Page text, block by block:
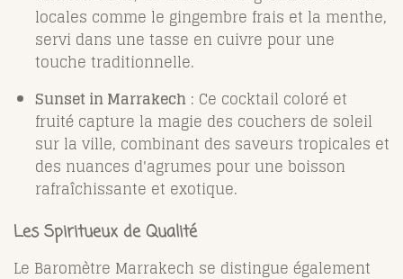
locales comme le gingembre frais et la menthe,
servi dans une tasse en cuivre pour une
touche traditionnelle.
Sunset in Marrakech : Ce cocktail coloré et
fruité capture la magie des couchers de soleil
sur la ville, combinant des saveurs tropicales et
des nuances d'agrumes pour une boisson
rafraîchissante et exotique.
Les Spiritueux de Qualité
Le Baromètre Marrakech se distingue également